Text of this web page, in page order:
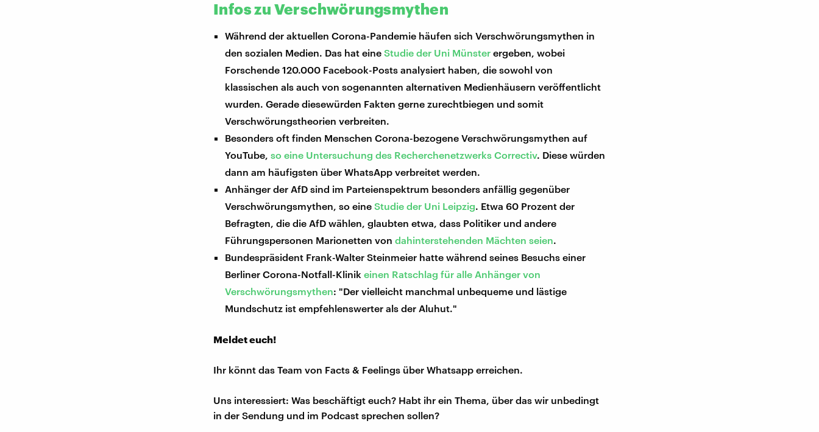
Infos zu Verschwörungsmythen
Während der aktuellen Corona-Pandemie häufen sich Verschwörungsmythen in
den sozialen Medien. Das hat eineStudie der Uni Münster ergeben, wobei
Forschende 120.000 Facebook-Posts analysiert haben, die sowohl von
klassischen als auch von sogenannten alternativen Medienhäusern veröffentlicht
wurden. Gerade diesewürden Fakten gerne zurechtbiegen und somit
Verschwörungstheorien verbreiten.
Besonders oft finden Menschen Corona-bezogene Verschwörungsmythen auf
YouTube,so eine Untersuchung des Recherchenetzwerks Correctiv. Diese würden
dann am häufigsten über WhatsApp verbreitet werden.
Anhänger der AfD sind im Parteienspektrum besonders anfällig gegenüber
Verschwörungsmythen, so eineStudie der Uni Leipzig. Etwa 60 Prozent der
Befragten, die die AfD wählen, glaubten etwa, dass Politiker und andere
Führungspersonen Marionetten vondahinterstehenden Mächten seien.
Bundespräsident Frank-Walter Steinmeier hatte während seines Besuchs einer
Berliner Corona-Notfall-Klinikeinen Ratschlag für alle Anhänger von
Verschwörungsmythen: "Der vielleicht manchmal unbequeme und lästige
Mundschutz ist empfehlenswerter als der Aluhut."
Meldet euch!
Ihr könnt das Team von Facts & Feelings über Whatsapp erreichen.
Uns interessiert: Was beschäftigt euch? Habt ihr ein Thema, über das wir unbedingt
in der Sendung und im Podcast sprechen sollen?